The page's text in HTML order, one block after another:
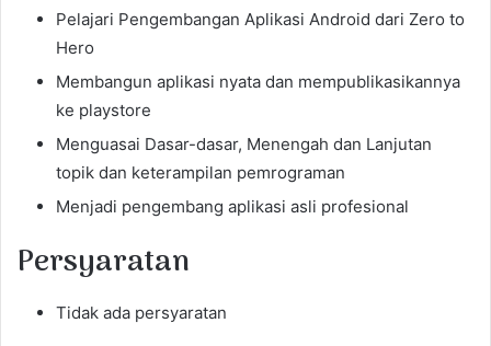
Pelajari Pengembangan Aplikasi Android dari Zero to
Hero
Membangun aplikasi nyata dan mempublikasikannya
ke playstore
Menguasai Dasar-dasar, Menengah dan Lanjutan
topik dan keterampilan pemrograman
Menjadi pengembang aplikasi asli profesional
Persyaratan
Tidak ada persyaratan